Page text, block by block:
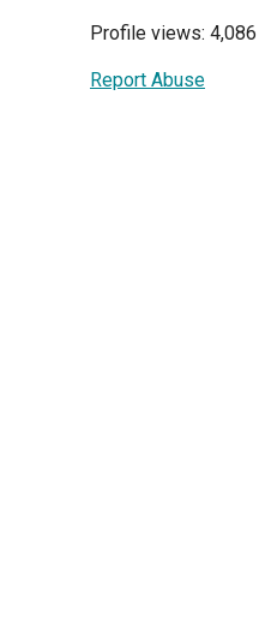
Profile views: 4,086
Report Abuse